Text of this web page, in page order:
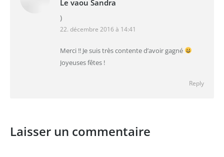
Le vaou Sandra
)
22. décembre 2016 à 14:41
Merci !! Je suis très contente d’avoir gagné
Joyeuses fêtes !
Reply
Laisser un commentaire